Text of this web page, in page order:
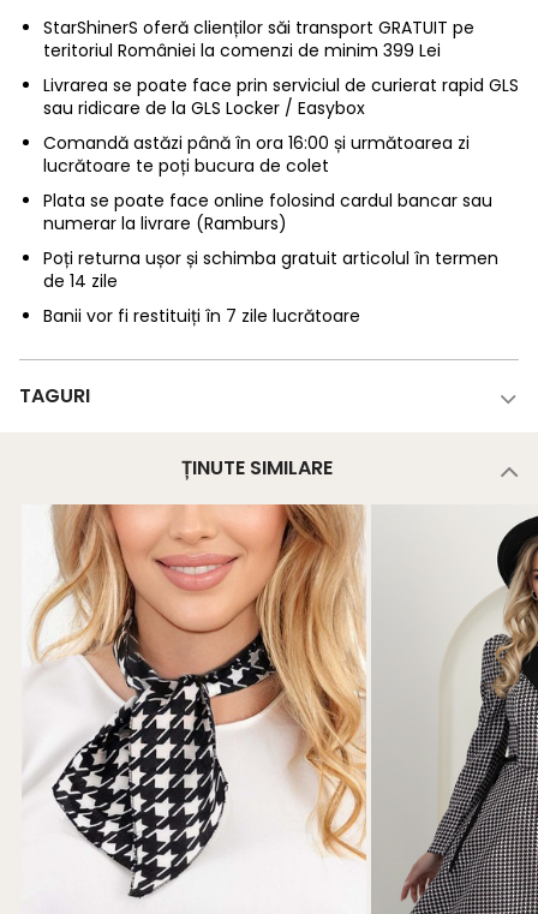
StarShinerS oferă clienților săi transport GRATUIT pe
teritoriul României la comenzi de minim 399 Lei
Livrarea se poate face prin serviciul de curierat rapid GLS
sau ridicare de la GLS Locker / Easybox
Comandă astăzi până în ora 16:00 și următoarea zi
lucrătoare te poți bucura de colet
Plata se poate face online folosind cardul bancar sau
numerar la livrare (Ramburs)
Poți returna ușor și schimba gratuit articolul în termen
de 14 zile
Banii vor fi restituiți în 7 zile lucrătoare
TAGURI
ȚINUTE SIMILARE